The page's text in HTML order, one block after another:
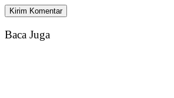
Baca Juga